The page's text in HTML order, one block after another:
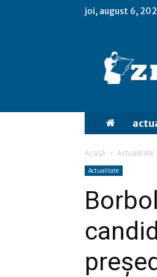
joi, august 6,
Acasă Actualitate
Actualitate